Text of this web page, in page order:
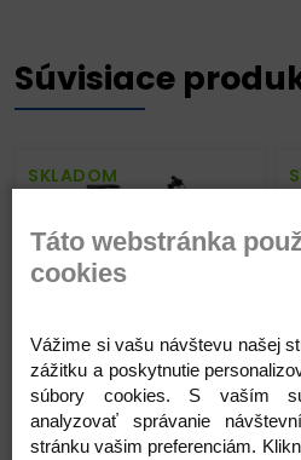
Súvisiace
SKLADOM
BIG.NINE 100
tmavostrieborný(čierny)
599,00 €899,00 €
Táto webstránka
cookies
Vážime si vašu návštevu našej
zážitku a poskytnutie
súbory cookies. S vaším
analyzovať správanie
stránku vašim preferenciám.